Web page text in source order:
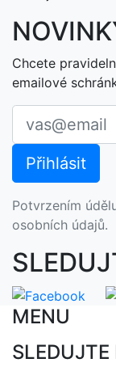
Chcete
emailové
Potvrzením
osobních údajů.
MENU
SLEDUJTE